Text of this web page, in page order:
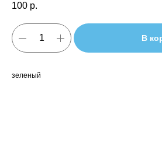
100 р.
В
зеленый